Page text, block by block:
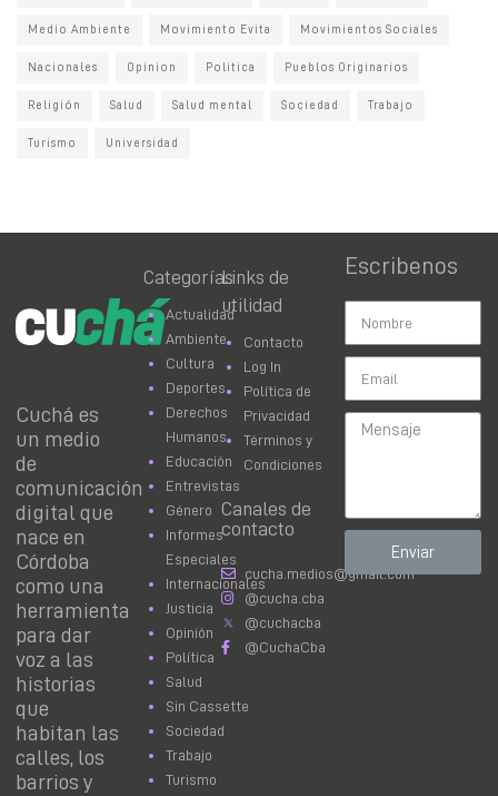
Medio Ambiente Movimiento Evita Movimientos Sociales
Nacionales Opinion Politica Pueblos Originarios
Religión Salud Salud mental Sociedad Trabajo
Turismo Universidad
Cuchá es
un medio
de
comunicación
digital que
nace en
Córdoba
como una
herramienta
para dar
voz a las
historias
que
habitan las
calles, los
barrios y
Categorías
Actualidad
Ambiente
Cultura
Deportes
Derechos
Humanos
Educación
Entrevistas
Género
Informes
Especiales
Internacionales
Justicia
Opinión
Política
Salud
Sin Cassette
Sociedad
Trabajo
Turismo
Links de
utilidad
Contacto
Log In
Política de
Privacidad
Términos y
Condiciones
Canales de
contacto
cucha.medios@gmail.com
@cucha.cba
@cuchacba
@CuchaCba
Escribenos
Enviar